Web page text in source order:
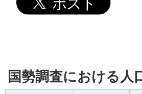
国勢調査における人